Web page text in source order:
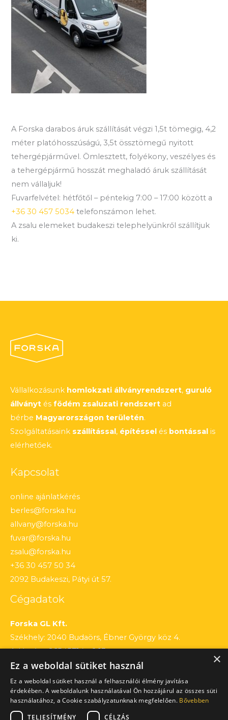
A Forska darabos áruk szállítását végzi 1,5t tömegig, 4,2
méter platóhosszúságú, 3,5t össztömegű nyitott
tehergépjárművel. Ömlesztett, folyékony, veszélyes és
a tehergépjármű hosszát meghaladó áruk szállítását
nem vállaljuk!
Fuvarfelvétel: hétfőtől – péntekig 7:00 – 17:00 között a
+36 30 457 5034 telefonszámon lehet.
A zsalu elemeket budakeszi telephelyünkről szállítjuk
ki.
Vállalkozásunk homlokzati állványrendszert, guruló
állványt és födém zsaluzati rendszert ad
bérbe Magyarországon területén.
Szolgáltatásaink szállítással, építéssel és bontással is
elérhetőek.
Kapcsolat
online ajánlatkérés
berles@forska.hu
allvany@forska.hu
fuvar@forska.hu
zsalu@forska.hu
+36 30 457 50 34
2092 Budakeszi, Pátyi út 57.
Cégadatok
Forska GL Kft.
Székhely: 2040 Budaörs, Ébner György köz 4.
Adószám: 26545714 – 2 13
Cégjegyzékszám: 13 – 09 – 195803
Számlaszám: 12010154 – 01660751 – 00100001
×
Ez a weboldal sütiket használ
Ez a weboldal sütiket használ a felhasználói élmény javítása
érdekében. A weboldalunk használatával Ön hozzájárul az összes süti
használatához, a Cookie szabályzatunknak megfelelően. Bővebben
TELJESÍTMÉNY
CÉLZÁS